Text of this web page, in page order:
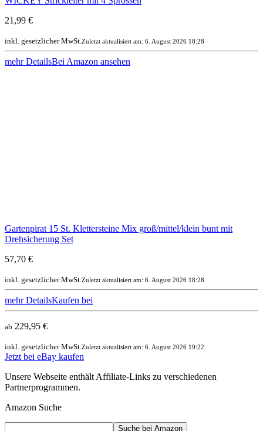
21,99 €
inkl. gesetzlicher MwSt. Zuletzt aktualisiert am: 6. August 2026 18:28
mehr DetailsBei Amazon ansehen
Gartenpirat 15 St. Klettersteine Mix groß/mittel/klein bunt mit
Drehsicherung Set
57,70 €
inkl. gesetzlicher MwSt. Zuletzt aktualisiert am: 6. August 2026 18:28
mehr DetailsKaufen bei
ab 229,95 €
inkl. gesetzlicher MwSt. Zuletzt aktualisiert am: 6. August 2026 19:22
Jetzt bei eBay kaufen
Unsere Webseite enthält Affiliate-Links zu verschiedenen
Partnerprogrammen.
Amazon Suche